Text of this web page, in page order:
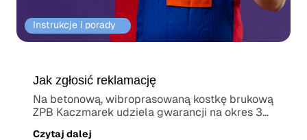
Instrukcje i porady⠀
Jak zgłosić reklamację
Na betonową, wibroprasowaną kostkę brukową
ZPB Kaczmarek udziela gwarancji na okres 3
Czytaj dalej